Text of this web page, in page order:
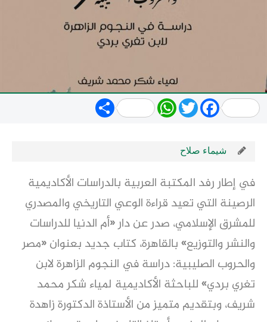
Share WhatsApp
TwitterFacebook
شيماء صلاح
في إطار رفد المكتبة العربية بالدراسات الأكاديمية
الرصينة التي تعيد قراءة الوعي التاريخي والمصدري
للمشرق الإسلامي، صدر عن دار «أم الدنيا للدراسات
والنشر والتوزيع» بالقاهرة، كتاب جديد بعنوان «مصر
والحروب الصليبية: دراسة في النجوم الزاهرة لابن
تغري بردي» للباحثة الأكاديمية لمياء شكر محمد
شريف، وبتقديم متميز من الأستاذة الدكتورة زاهدة